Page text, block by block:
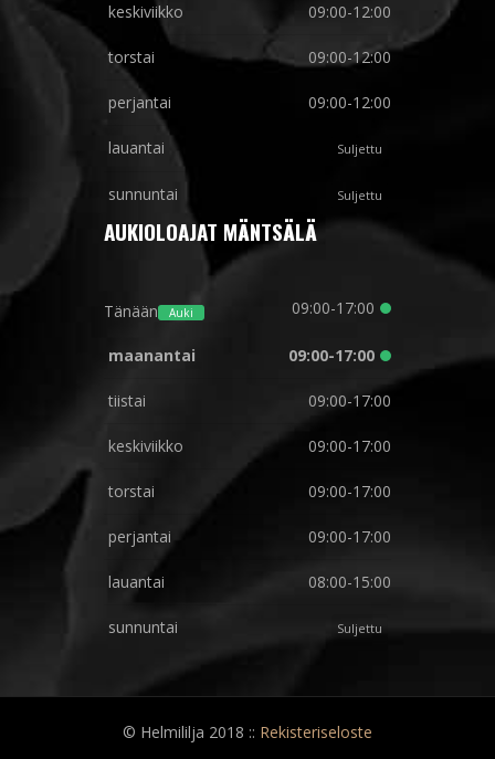
keskiviikko 09:00-12:00
torstai 09:00-12:00
perjantai 09:00-12:00
lauantai Suljettu
sunnuntai Suljettu
AUKIOLOAJAT MÄNTSÄLÄ
Tänään Auki 09:00-17:00
maanantai 09:00-17:00
tiistai 09:00-17:00
keskiviikko 09:00-17:00
torstai 09:00-17:00
perjantai 09:00-17:00
lauantai 08:00-15:00
sunnuntai Suljettu
© Helmililja 2018 :: Rekisteriseloste